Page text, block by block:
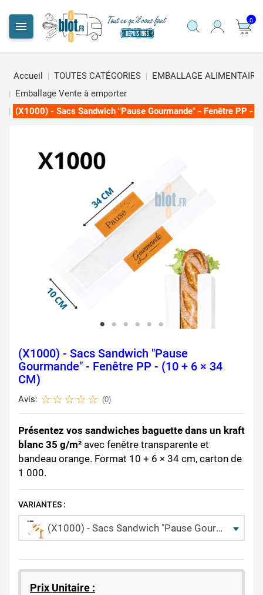
 0
Accueil TOUTES CATÉGORIES
EMBALLAGE ALIMENTAIRE
Emballage Vente à emporter
(X1000) - Sacs Sandwich "Pause Gourmande" - Fenêtre PP -
(X1000) - Sacs Sandwich "Pause
Gourmande" - Fenêtre PP - (10 + 6 × 34
CM)
Avis: (0)
Présentez vos sandwiches baguette dans un kraft
blanc 35 g/m² avec fenêtre transparente et
bandeau orange. Format 10 + 6 × 34 cm, carton de
1 000.
VARIANTES :
(X1000) - Sacs Sandwich "Pause Gourmande" - Fenêtre PP - (10 + 6 × 34 CM)
Prix Unitaire :